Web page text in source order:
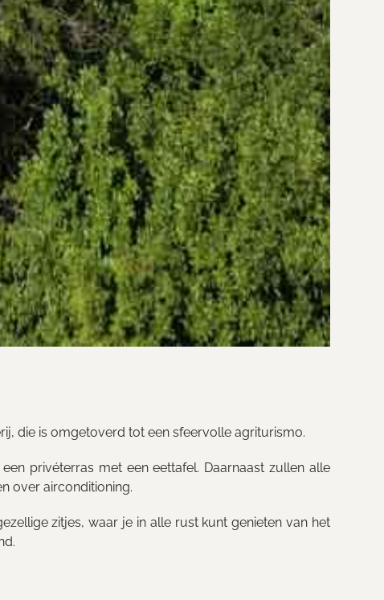
die is omgetoverd tot een sfeervolle agriturismo.
privéterras met een eettafel. Daarnaast zullen alle
over airconditioning.
zitjes, waar je in alle rust kunt genieten van het